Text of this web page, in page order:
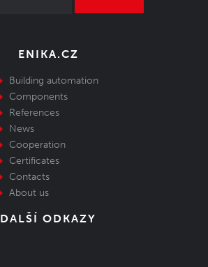
ENIKA.CZ
Building automation
Components
References
News
Cooperation
Certificates
Contacts
About us
DALŠÍ ODKAZY